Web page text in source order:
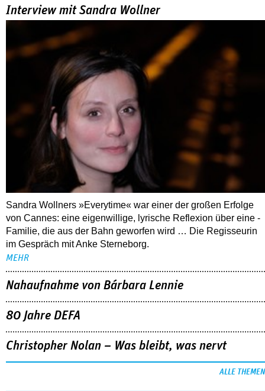
Interview mit Sandra Wollner
Sandra Wollners »Everytime« war einer der großen Erfolge
von Cannes: eine eigenwillige, lyrische Reflexion über eine ­
Familie, die aus der Bahn geworfen wird … Die Regisseurin
im Gespräch mit Anke Sterneborg.
MEHR
Nahaufnahme von Bárbara Lennie
80 Jahre DEFA
Christopher Nolan – Was bleibt, was nervt
ALLE THEMEN